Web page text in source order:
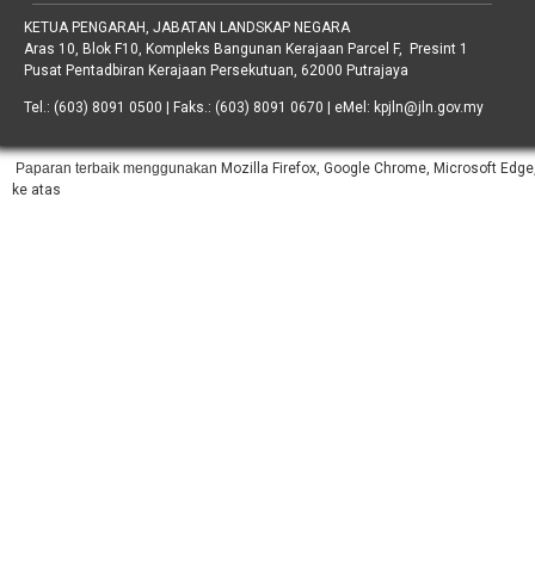
KETUA PENGARAH, JABATAN LANDSKAP NEGARA
Aras 10, Blok F10, Kompleks Bangunan Kerajaan Parcel F, Presint 1
Pusat Pentadbiran Kerajaan Persekutuan, 62000 Putrajaya
Tel.: (603) 8091 0500 | Faks.: (603) 8091 0670 | eMel: kpjln@jln.gov.my
Paparan terbaik menggunakan Mozilla Firefox, Google Chrome, Microsoft
ke atas